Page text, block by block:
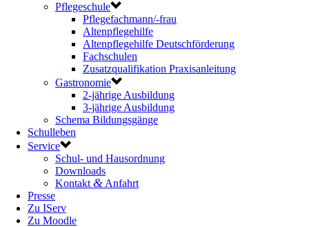
Pflegeschule
Pflegefachmann/-frau
Altenpflegehilfe
Altenpflegehilfe Deutschförderung
Fachschulen
Zusatzqualifikation Praxisanleitung
Gastronomie
2-jährige Ausbildung
3-jährige Ausbildung
Schema Bildungsgänge
Schulleben
Service
Schul- und Hausordnung
Downloads
Kontakt & Anfahrt
Presse
Zu IServ
Zu Moodle